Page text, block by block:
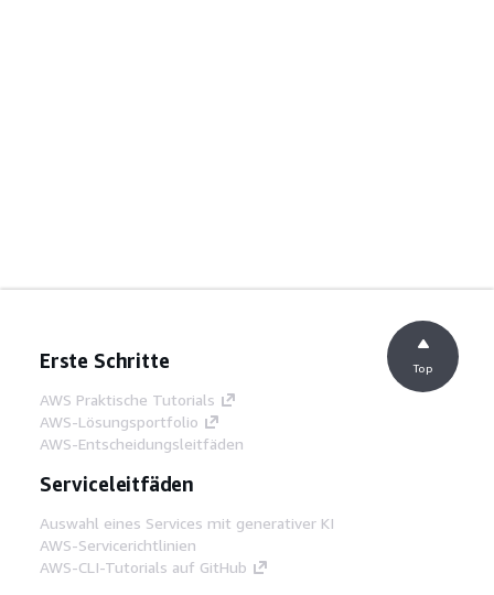
Erste Schritte
AWS Praktische Tutorials
AWS-Lösungsportfolio
AWS-Entscheidungsleitfäden
Serviceleitfäden
Auswahl eines Services mit generativer KI
AWS-Servicerichtlinien
AWS-CLI-Tutorials auf GitHub
Top